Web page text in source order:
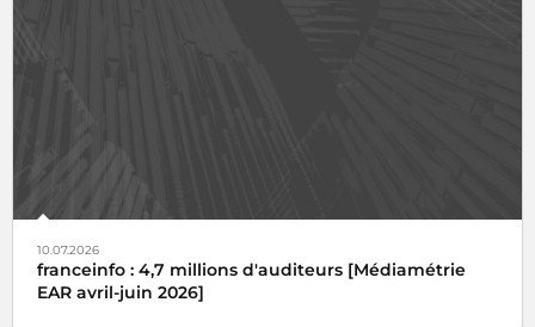
10.07.2026
franceinfo : 4,7 millions d'auditeurs [Médiamétrie
EAR avril-juin 2026]